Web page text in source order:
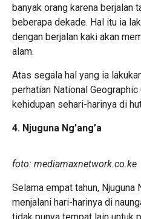
banyak orang karena berjalan
beberapa dekade. Hal itu ia
dengan berjalan kaki akan
alam.
Atas segala hal yang ia
perhatian National
kehidupan sehari-harinya di
4. Njuguna Ng’ang’a
foto: mediamaxnetwork.co.ke
Selama empat tahun, Njuguna
menjalani hari-harinya di